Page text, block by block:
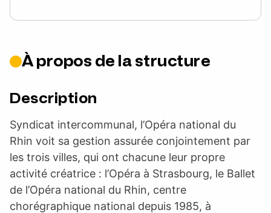
À propos de la structure
Description
Syndicat intercommunal, l’Opéra national du
Rhin voit sa gestion assurée conjointement par
les trois villes, qui ont chacune leur propre
activité créatrice : l’Opéra à Strasbourg, le Ballet
de l’Opéra national du Rhin, centre
chorégraphique national depuis 1985, à